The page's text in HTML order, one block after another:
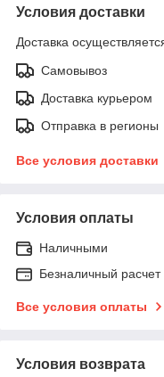
Условия доставки
Доставка
Самовывоз
Доставка курьером
Отправка в регионы
Все условия доставки
Условия оплаты
Наличными
Безналичный расчет
Все условия оплаты
Условия возврата